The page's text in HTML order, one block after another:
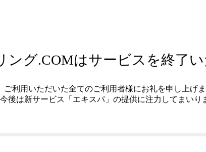
ング.COMはサービスを終了い
ご利用いただいた全てのご利用者様にお礼を申し上げま
今後は新サービス「エキスパ」の提供に注力してまいり